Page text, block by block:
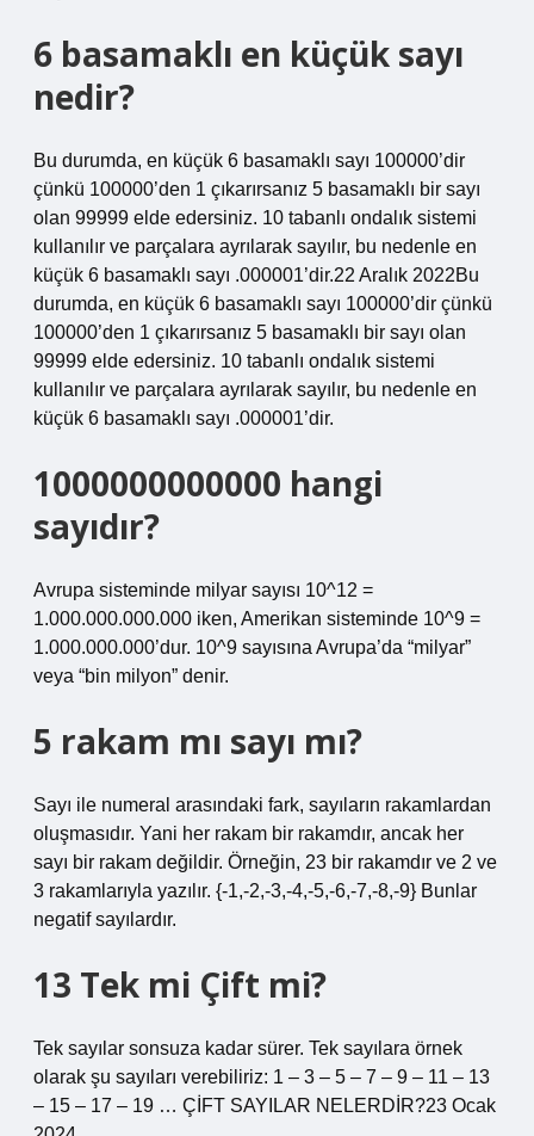
6 basamaklı en küçük sayı
nedir?
Bu durumda, en küçük 6 basamaklı sayı 100000’dir
çünkü 100000’den 1 çıkarırsanız 5 basamaklı bir sayı
olan 99999 elde edersiniz. 10 tabanlı ondalık sistemi
kullanılır ve parçalara ayrılarak sayılır, bu nedenle en
küçük 6 basamaklı sayı .000001’dir.22 Aralık 2022Bu
durumda, en küçük 6 basamaklı sayı 100000’dir çünkü
100000’den 1 çıkarırsanız 5 basamaklı bir sayı olan
99999 elde edersiniz. 10 tabanlı ondalık sistemi
kullanılır ve parçalara ayrılarak sayılır, bu nedenle en
küçük 6 basamaklı sayı .000001’dir.
1000000000000 hangi
sayıdır?
Avrupa sisteminde milyar sayısı 10^12 =
1.000.000.000.000 iken, Amerikan sisteminde 10^9 =
1.000.000.000’dur. 10^9 sayısına Avrupa’da “milyar”
veya “bin milyon” denir.
5 rakam mı sayı mı?
Sayı ile numeral arasındaki fark, sayıların rakamlardan
oluşmasıdır. Yani her rakam bir rakamdır, ancak her
sayı bir rakam değildir. Örneğin, 23 bir rakamdır ve 2 ve
3 rakamlarıyla yazılır. {-1,-2,-3,-4,-5,-6,-7,-8,-9} Bunlar
negatif sayılardır.
13 Tek mi Çift mi?
Tek sayılar sonsuza kadar sürer. Tek sayılara örnek
olarak şu sayıları verebiliriz: 1 – 3 – 5 – 7 – 9 – 11 – 13
– 15 – 17 – 19 … ÇİFT SAYILAR NELERDİR?23 Ocak